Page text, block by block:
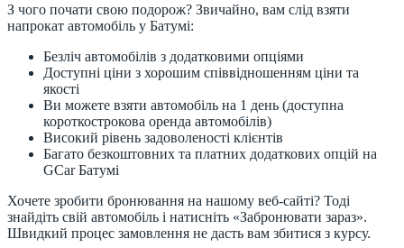
З чого почати свою подорож? Звичайно, вам слід взяти
напрокат автомобіль у Батумі:
Безліч автомобілів з додатковими опціями
Доступні ціни з хорошим співвідношенням ціни та
якості
Ви можете взяти автомобіль на 1 день (доступна
короткострокова оренда автомобілів)
Високий рівень задоволеності клієнтів
Багато безкоштовних та платних додаткових опцій на
GCar Батумі
Хочете зробити бронювання на нашому веб-сайті? Тоді
знайдіть свій автомобіль і натисніть «Забронювати зараз».
Швидкий процес замовлення не дасть вам збитися з курсу.